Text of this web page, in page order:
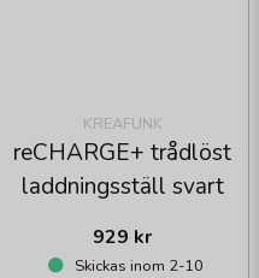
KREAFUNK
reCHARGE+ trådlöst
laddningsställ svart
929 kr
Skickas inom 2-10